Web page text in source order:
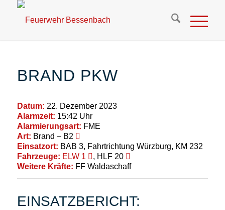
BRAND PKW
Datum: 22. Dezember 2023
Alarmzeit: 15:42 Uhr
Alarmierungsart: FME
Art: Brand – B2
Einsatzort: BAB 3, Fahrtrichtung Würzburg, KM 232
Fahrzeuge: ELW 1
, HLF 20
Weitere Kräfte: FF Waldaschaff
EINSATZBERICHT: